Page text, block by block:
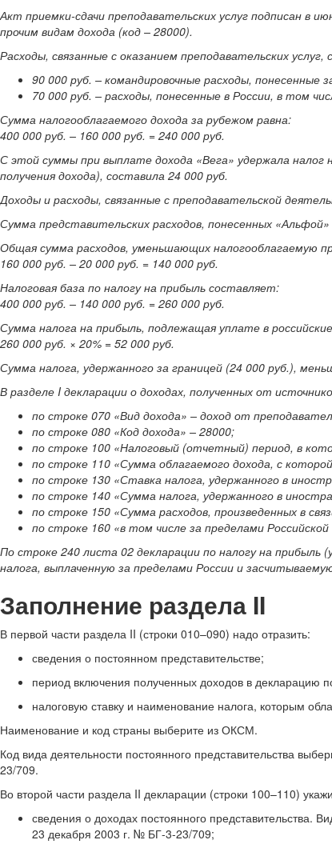
Акт приемки-сдачи преподавательских услуг подписан в
прочим видам дохода (код – 28000).
Расходы, связанные с оказанием преподавательских
90 000 руб. – командировочные расходы, понесенные
70 000 руб. – расходы, понесенные в России, в том
Сумма налогооблагаемого дохода за рубежом равна:
400 000 руб. – 160 000 руб. = 240 000 руб.
С этой суммы при выплате дохода «Вега» удержала налог
получения дохода), составила 24 000 руб.
Доходы и расходы, связанные с преподавательской
Сумма представительских расходов, понесенных
Общая сумма расходов, уменьшающих налогооблагаемую
160 000 руб. – 20 000 руб. = 140 000 руб.
Налоговая база по налогу на прибыль составляет:
400 000 руб. – 140 000 руб. = 260 000 руб.
Сумма налога на прибыль, подлежащая уплате в
260 000 руб. × 20% = 52 000 руб.
Сумма налога, удержанного за границей (24 000 руб.),
В разделе I декларации о доходах, полученных от
по строке 070 «Вид дохода» – доход от
по строке 080 «Код дохода» – 28000;
по строке 100 «Налоговый (отчетный) период, в
по строке 110 «Сумма облагаемого дохода, с
по строке 130 «Ставка налога, удержанного в
по строке 140 «Сумма налога, удержанного в
по строке 150 «Сумма расходов, произведенных в
по строке 160 «в том числе за пределами
По строке 240 листа 02 декларации по налогу на
налога, выплаченную за пределами России и
Заполнение раздела II
В первой части раздела II (строки 010–090) надо отразить:
сведения о постоянном представительстве;
период включения полученных доходов в декларацию
налоговую ставку и наименование налога, которым
Наименование и код страны выберите из ОКСМ.
Код вида деятельности постоянного представительства
23/709.
Во второй части раздела II декларации (строки 100–110)
сведения о доходах постоянного
23 декабря 2003 г. № БГ-3-23/709;